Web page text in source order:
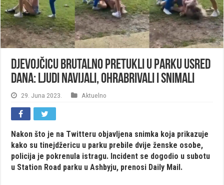
Djevojčicu brutalno pretukli u parku usred
dana: Ljudi navijali, ohrabrivali i snimali
29. Juna 2023. Aktuelno
Nakon što je na Twitteru objavljena snimka koja prikazuje
kako su tinejdžericu u parku prebile dvije ženske osobe,
policija je pokrenula istragu. Incident se dogodio u subotu
u Station Road parku u Ashbyju, prenosi Daily Mail.